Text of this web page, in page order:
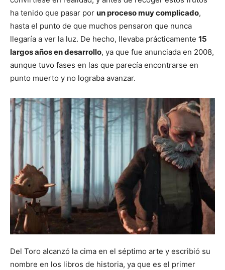
ha tenido que pasar por un proceso muy complicado,
hasta el punto de que muchos pensaron que nunca
llegaría a ver la luz. De hecho, llevaba prácticamente 15
largos años en desarrollo, ya que fue anunciada en 2008,
aunque tuvo fases en las que parecía encontrarse en
punto muerto y no lograba avanzar.
Del Toro alcanzó la cima en el séptimo arte y escribió su
nombre en los libros de historia, ya que es el primer